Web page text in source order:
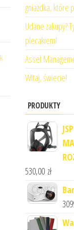
gniazdka, które
Udane zakupy?
plecakiem!
Asset
Witaj, świecie!
PRODUKTY
530,00 zł